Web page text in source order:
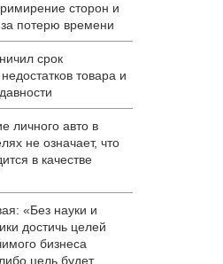
сторон и
потерю времени
срок
товара и
личного авто в
не означает, что
в качестве
«Без науки и
достичь целей
бизнеса
цель будет